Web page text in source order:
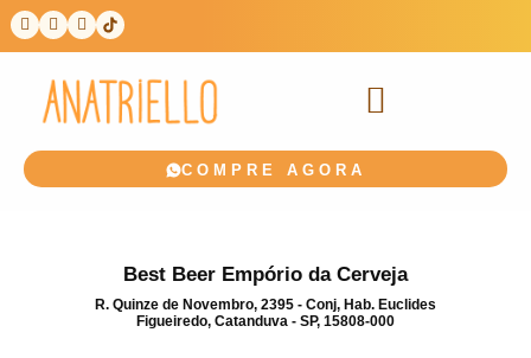
COMPRE AGORA
Best Beer Empório da Cerveja
R. Quinze de Novembro, 2395 - Conj, Hab. Euclides
Figueiredo, Catanduva - SP, 15808-000